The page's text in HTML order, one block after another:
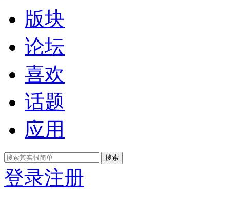
版块
论坛
喜欢
话题
应用
搜索
登录注册